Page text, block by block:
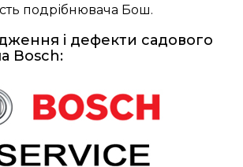
подрібнювача Бош.
і дефекти садового
Bosch: